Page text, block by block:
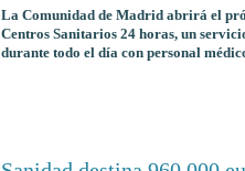
La Comunidad de Madrid abrirá el
Centros Sanitarios 24 horas, un
durante todo el día con personal